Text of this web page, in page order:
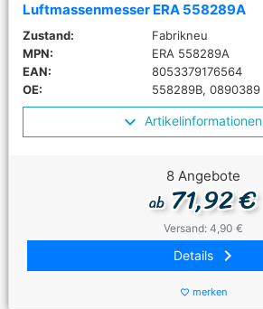
Luftmassenmesser ERA 558289A
Zustand:
Fabrikneu
MPN:
ERA 558289A
EAN:
8053379176564
OE:
558289B, 0890389
Artikelinformationen
8 Angebote
ab71,92 €
Versand: 4,90 €
Details keyboard_arrow_right
favorite_border merken